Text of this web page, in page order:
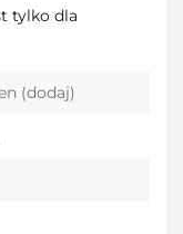
tylko dla
(dodaj)